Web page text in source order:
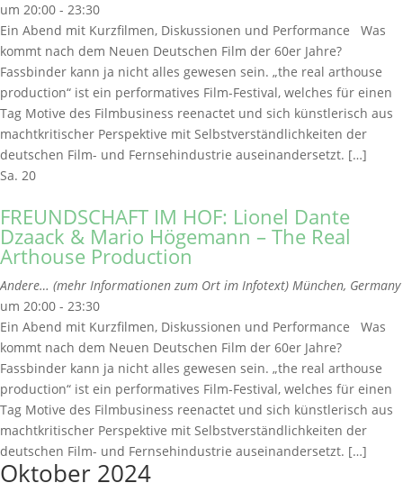
um 20:00 - 23:30
Ein Abend mit Kurzfilmen, Diskussionen und Performance Was
kommt nach dem Neuen Deutschen Film der 60er Jahre?
Fassbinder kann ja nicht alles gewesen sein. „the real arthouse
production“ ist ein performatives Film-Festival, welches für einen
Tag Motive des Filmbusiness reenactet und sich künstlerisch aus
machtkritischer Perspektive mit Selbstverständlichkeiten der
deutschen Film- und Fernsehindustrie auseinandersetzt. […]
Sa. 20
FREUNDSCHAFT IM HOF: Lionel Dante
Dzaack & Mario Högemann – The Real
Arthouse Production
Andere… (mehr Informationen zum Ort im Infotext) München, Germany
um 20:00 - 23:30
Ein Abend mit Kurzfilmen, Diskussionen und Performance Was
kommt nach dem Neuen Deutschen Film der 60er Jahre?
Fassbinder kann ja nicht alles gewesen sein. „the real arthouse
production“ ist ein performatives Film-Festival, welches für einen
Tag Motive des Filmbusiness reenactet und sich künstlerisch aus
machtkritischer Perspektive mit Selbstverständlichkeiten der
deutschen Film- und Fernsehindustrie auseinandersetzt. […]
Oktober 2024